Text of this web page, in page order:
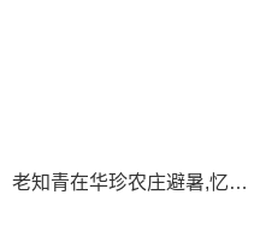
老知青在华珍农庄避暑,忆共大岱海建校史